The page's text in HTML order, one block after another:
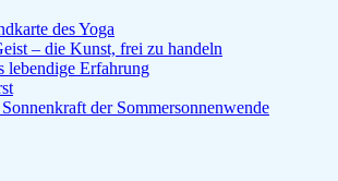
des Yoga
– die Kunst, frei zu handeln
lebendige Erfahrung
der Sommersonnenwende